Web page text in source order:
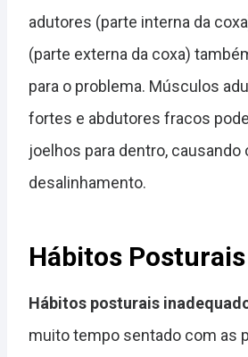
adutores (parte interna da
(parte externa da coxa)
para o problema. Músculos
fortes e abdutores fracos
joelhos para dentro, causando
desalinhamento.
Hábitos Posturais
Hábitos posturais
muito tempo sentado com as